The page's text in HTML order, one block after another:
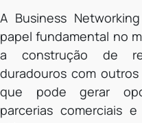
A Business
papel fundamental no
a construção de
duradouros com
que pode gerar
parcerias comerciais